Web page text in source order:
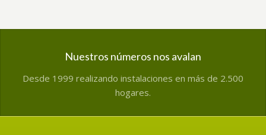
Nuestros números nos avalan
Desde 1999 realizando instalaciones en más de 2.500
hogares.